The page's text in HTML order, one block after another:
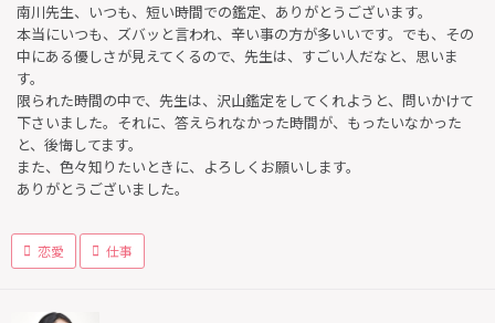
南川先生、いつも、短い時間での鑑定、ありがとうございます。
本当にいつも、ズバッと言われ、辛い事の方が多いいです。でも、その
中にある優しさが見えてくるので、先生は、すごい人だなと、思いま
す。
限られた時間の中で、先生は、沢山鑑定をしてくれようと、問いかけて
下さいました。それに、答えられなかった時間が、もったいなかった
と、後悔してます。
また、色々知りたいときに、よろしくお願いします。
ありがとうございました。
恋愛 仕事